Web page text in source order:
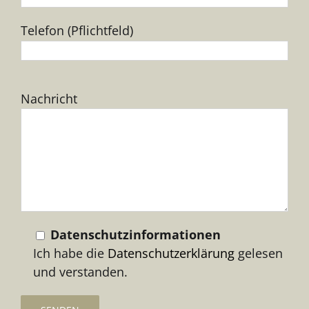
Telefon (Pflichtfeld)
lasse
Nachricht
Datenschutzinformationen
Ich habe die Datenschutzerklärung gelesen
und verstanden.